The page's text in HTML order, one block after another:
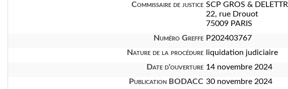
Commissaire de justice SCP GROS &
22, rue Drouot
75009 PARIS
Numéro Greffe P202403767
Nature de la procédure
liquidation judiciaire
Date d'ouverture 14 novembre 2024
Publication BODACC 30 novembre 2024